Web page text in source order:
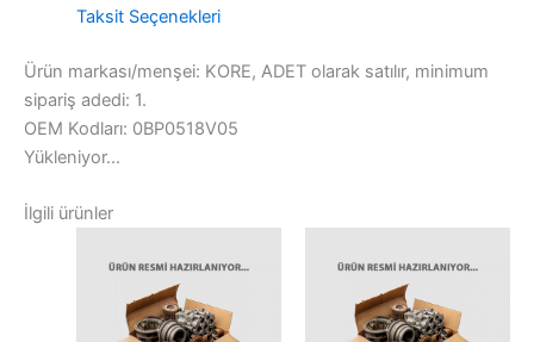
Taksit Seçenekleri
Ürün markası/menşei: KORE, ADET olarak satılır, minimum
sipariş adedi: 1.
OEM Kodları: 0BP0518V05
Yükleniyor...
İlgili ürünler